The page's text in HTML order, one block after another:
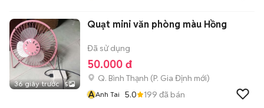
36 giây trước 5
Quạt mini văn phòng màu Hồng
Đã sử dụng
50.000 đ
Q. Bình Thạnh (P. Gia Định mới)
AAnh Tai 5.0 199 đã bán